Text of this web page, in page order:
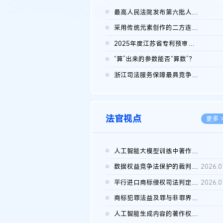
最高人民法院发布第六批人民法院种业知识产权司法保护典型案例 含...
采用传统元素创作的二方连续装饰图案作品的独创性及侵权对比认定
2025年度江苏省专利预审典型案例
“算”出来的参数能否“算数”？
浙江司法服务保障最具竞争力营商环境建设典型案例（第二批）含侵...
法官视点 更多
人工智能大模型训练中著作权的合理使用
数据权益竞争法保护的裁判路径构建
平行进口商标侵权司法判定规则的困境与纾解
商标犯罪法益及罪与非罪界限研究
人工智能生成内容的著作权司法认定：演进逻辑、现实困境与规则建...